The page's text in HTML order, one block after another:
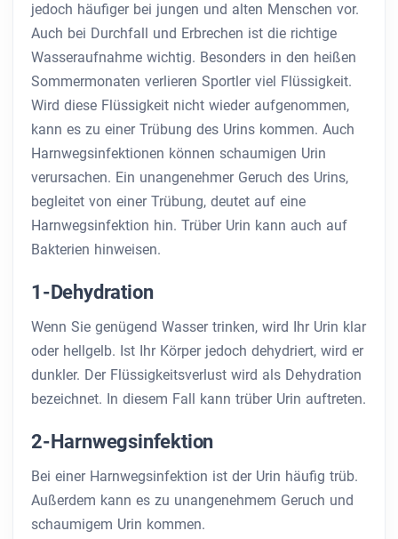
jedoch häufiger bei jungen und alten Menschen vor.
Auch bei Durchfall und Erbrechen ist die richtige
Wasseraufnahme wichtig. Besonders in den heißen
Sommermonaten verlieren Sportler viel Flüssigkeit.
Wird diese Flüssigkeit nicht wieder aufgenommen,
kann es zu einer Trübung des Urins kommen. Auch
Harnwegsinfektionen können schaumigen Urin
verursachen. Ein unangenehmer Geruch des Urins,
begleitet von einer Trübung, deutet auf eine
Harnwegsinfektion hin. Trüber Urin kann auch auf
Bakterien hinweisen.
1-Dehydration
Wenn Sie genügend Wasser trinken, wird Ihr Urin klar
oder hellgelb. Ist Ihr Körper jedoch dehydriert, wird er
dunkler. Der Flüssigkeitsverlust wird als Dehydration
bezeichnet. In diesem Fall kann trüber Urin auftreten.
2-Harnwegsinfektion
Bei einer Harnwegsinfektion ist der Urin häufig trüb.
Außerdem kann es zu unangenehmem Geruch und
schaumigem Urin kommen.